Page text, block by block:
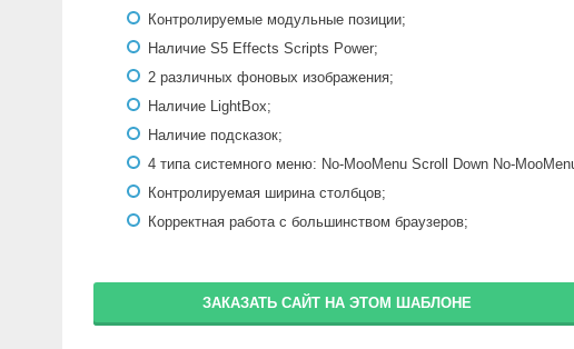
Контролируемые модульные позиции;
Наличие S5 Effects Scripts Power;
2 различных фоновых изображения;
Наличие LightBox;
Наличие подсказок;
4 типа системного меню: No-MooMenu Scroll Down No-
Контролируемая ширина столбцов;
Корректная работа с большинством браузеров;
ЗАКАЗАТЬ САЙТ НА ЭТОМ ШАБЛОНЕ